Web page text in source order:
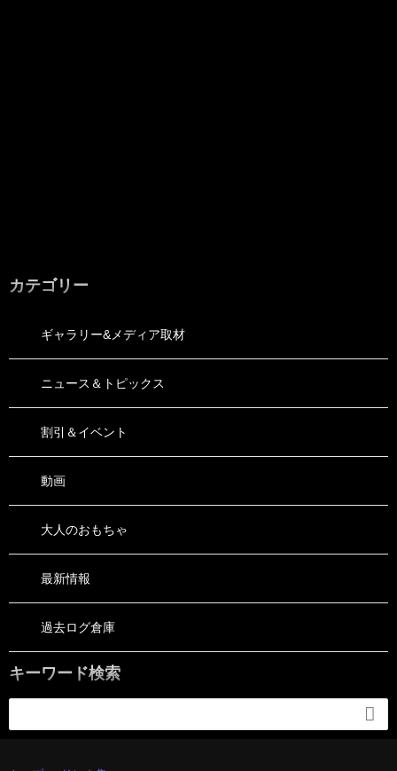
カテゴリー
ギャラリー&メディア取材
ニュース＆トピックス
割引＆イベント
動画
大人のおもちゃ
最新情報
過去ログ倉庫
キーワード検索
